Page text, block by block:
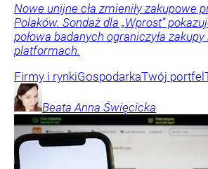
Nowe unijne cła zmieniły zakupowe
Polaków. Sondaż dla „Wprost”
połowa badanych ograniczyła
platformach.
Firmy i rynkiGospodarkaTwój portfel
Beata Anna Święcicka